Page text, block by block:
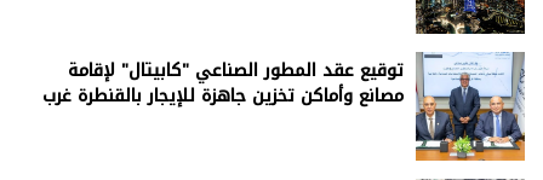
توقيع عقد المطور الصناعي "كابيتال" لإقامة
مصانع وأماكن تخزين جاهزة للإيجار بالقنطرة غرب